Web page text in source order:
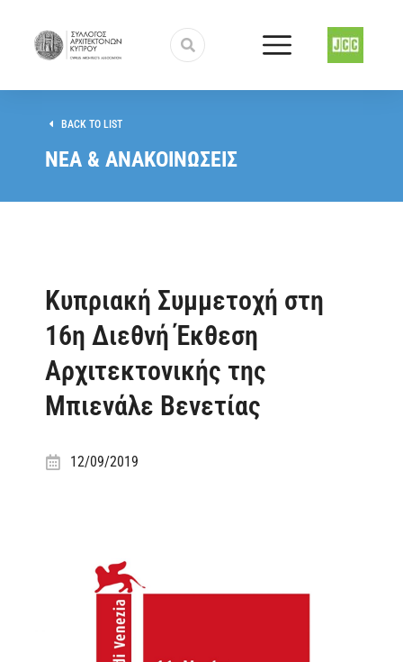
BACK TO LIST
ΝΕΑ & ΑΝΑΚΟΙΝΩΣΕΙΣ
Κυπριακή Συμμετοχή στη
16η Διεθνή Έκθεση
Αρχιτεκτονικής της
Μπιενάλε Βενετίας
12/09/2019